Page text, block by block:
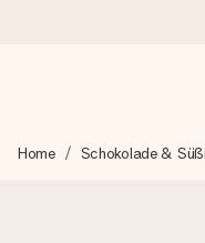
Wir bereiten dein
Home Schokolade &